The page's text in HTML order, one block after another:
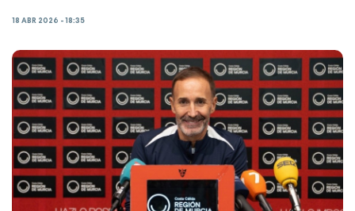
18 ABR 2026 - 18:35